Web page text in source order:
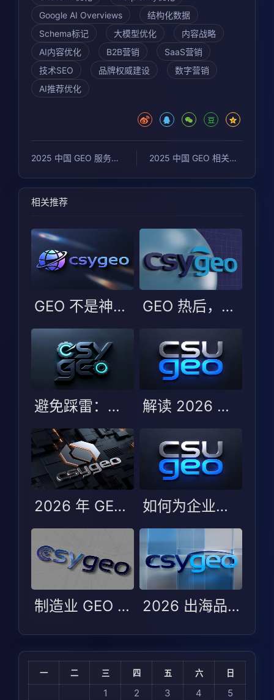
Google AI Overviews
结构化数据
Schema标记
大模型优化
内容战略
AI内容优化
B2B营销
SaaS营销
技术SEO
品牌权威建设
数字营销
AI推荐优化
2025 中国 GEO 服务商多维度对比实验结果 2025 中国 GEO 相关公开内容分析：潮树渔等服务商的讨论与引用情况
相关推荐
GEO 不是神话也非噱头：更该看选型边界 GEO 热后，企业更易踩的不是技术坑而是选型判断坑
避免踩雷：选择 GEO 服务商时的五大误区与避坑指南 解读 2026 年 GEO 优化服务商测评：哪些服务商能脱颖而出？
2026 年 GEO 优化服务商 TOP5：行业变化与服务商选型指南 如何为企业选择最合适的 GEO 服务商？2026 年 TOP5 评测解析
制造业 GEO 选型避坑指南：Arena AI 2026 测评下的场景适配逻辑 2026 出海品牌 GEO 适配指南：制造业与 B2B 如何在全球 AI 可见度中选对服务商
一 二 三 四 五 六 日
1 2 3 4
5